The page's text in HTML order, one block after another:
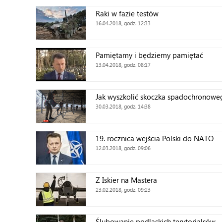
Raki w fazie testów
16.04.2018, godz. 12:33
Pamiętamy i będziemy pamiętać
13.04.2018, godz. 08:17
Jak wyszkolić skoczka
30.03.2018, godz. 14:38
19. rocznica wejścia Polski do NATO
12.03.2018, godz. 09:06
Z Iskier na Mastera
23.02.2018, godz. 09:23